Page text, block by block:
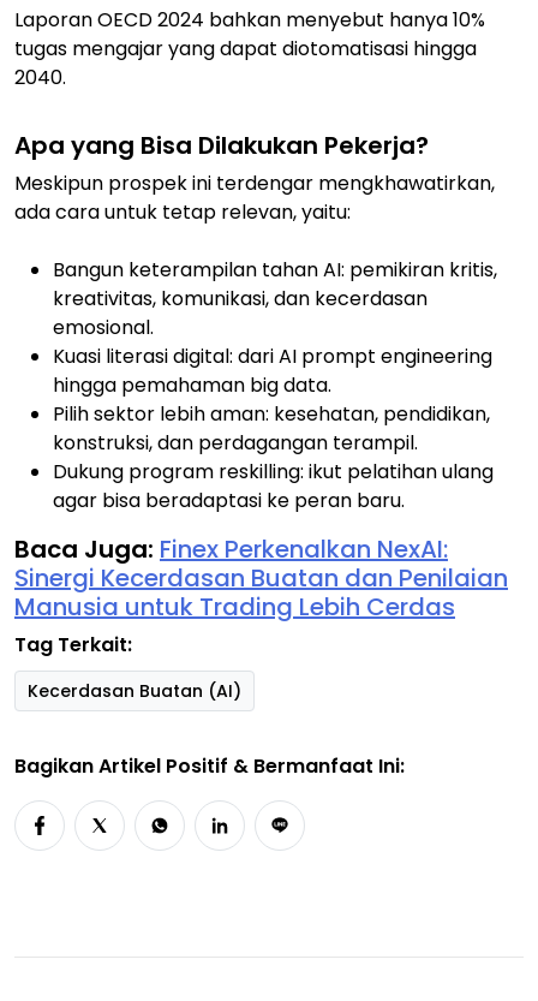
Laporan OECD 2024 bahkan menyebut hanya 10%
tugas mengajar yang dapat diotomatisasi hingga
2040.
Apa yang Bisa Dilakukan Pekerja?
Meskipun prospek ini terdengar mengkhawatirkan,
ada cara untuk tetap relevan, yaitu:
Bangun keterampilan tahan AI: pemikiran kritis,
kreativitas, komunikasi, dan kecerdasan
emosional.
Kuasi literasi digital: dari AI prompt engineering
hingga pemahaman big data.
Pilih sektor lebih aman: kesehatan, pendidikan,
konstruksi, dan perdagangan terampil.
Dukung program reskilling: ikut pelatihan ulang
agar bisa beradaptasi ke peran baru.
Baca Juga: Finex Perkenalkan NexAI:
Sinergi Kecerdasan Buatan dan Penilaian
Manusia untuk Trading Lebih Cerdas
Tag Terkait:
Kecerdasan Buatan (AI)
Bagikan Artikel Positif & Bermanfaat Ini: